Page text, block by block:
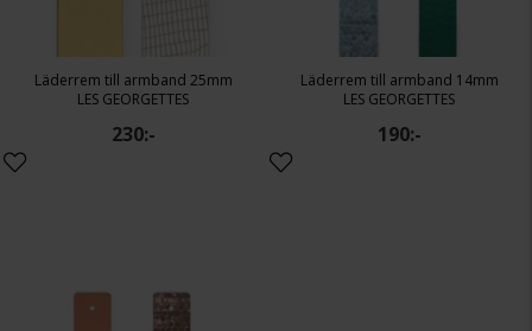
Läderrem till armband 25mm
LES GEORGETTES
230:-
Läderrem till armband 14mm
LES GEORGETTES
190:-